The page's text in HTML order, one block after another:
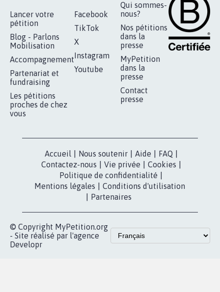
Lancer votre
pétition
Blog - Parlons
Mobilisation
Accompagnement
Partenariat et
fundraising
Les pétitions
proches de chez
vous
Facebook
TikTok
X
Instagram
Youtube
Qui sommes-
nous?
Nos pétitions
dans la
presse
MyPetition
dans la
presse
Contact
presse
Accueil Nous soutenir Aide FAQ
Contactez-nous
Vie privée Cookies
Politique de confidentialité
Mentions légales
Conditions d'utilisation
Partenaires
© Copyright MyPetition.org
- Site réalisé par l'agence
Developr